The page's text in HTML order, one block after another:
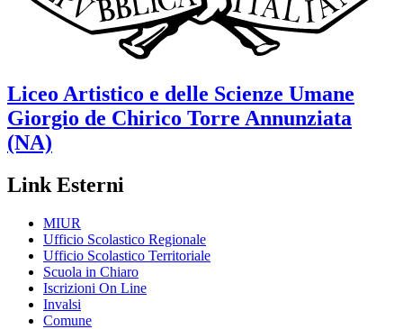
Liceo Artistico e delle Scienze Umane
Giorgio de Chirico Torre Annunziata
(NA)
Link Esterni
MIUR
Ufficio Scolastico Regionale
Ufficio Scolastico Territoriale
Scuola in Chiaro
Iscrizioni On Line
Invalsi
Comune